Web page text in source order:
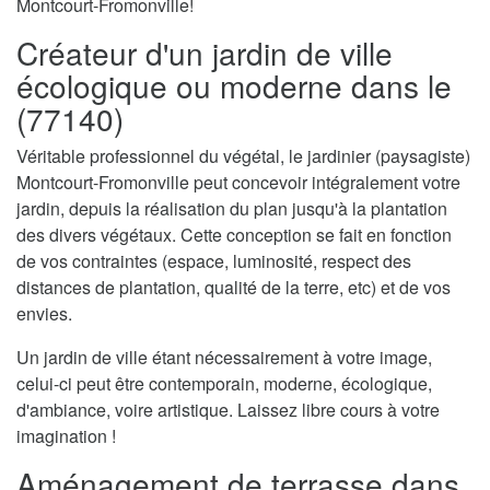
Créateur d'un jardin de ville
écologique ou moderne dans le
(77140)
Véritable professionnel du végétal, le jardinier (paysagiste)
Montcourt-Fromonville peut concevoir intégralement votre
jardin, depuis la réalisation du plan jusqu'à la plantation
des divers végétaux. Cette conception se fait en fonction
de vos contraintes (espace, luminosité, respect des
distances de plantation, qualité de la terre, etc) et de vos
envies.
Un jardin de ville étant nécessairement à votre image,
celui-ci peut être contemporain, moderne, écologique,
d'ambiance, voire artistique. Laissez libre cours à votre
imagination !